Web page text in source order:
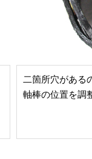
二箇所穴がある
軸棒の位置を調